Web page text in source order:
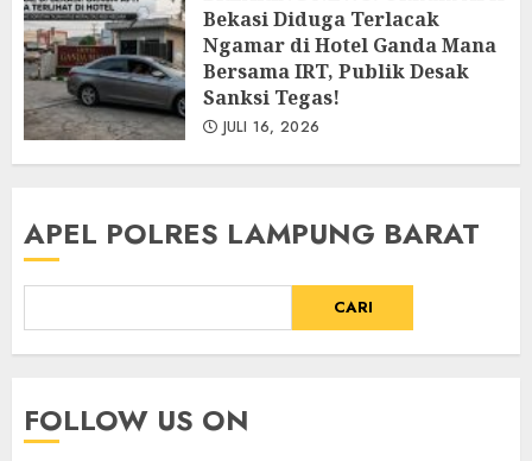
Bekasi Diduga Terlacak
Ngamar di Hotel Ganda Mana
Bersama IRT, Publik Desak
Sanksi Tegas!
JULI 16, 2026
APEL POLRES LAMPUNG BARAT
CARI
FOLLOW US ON